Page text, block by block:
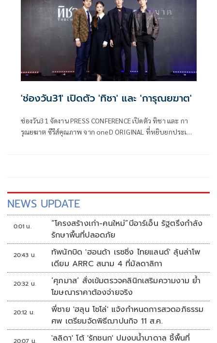
'ช่องวัน31' เปิดตัว 'ทิชา' และ 'การุณยฆาต'
ช่องวัน31 จัดงาน PRESS CONFERENCE เปิดตัว ทิชา และ กา
รุณยฆาต ซีรีส์คุณภาพ จาก oneD ORIGINAL ที่หยิบยกประเด็น
NEWS UPDATE
0:01 น.
“โครงสร้างเก่า-คนใหม่”บีอาร์เอ็น รัฐตรึงกำลัง
รักษาพื้นที่ปลอดภัย
20:43 น.
ทัพนักบิด 'ฮอนด้า เรซซิ่ง ไทยแลนด์' ลุ้นล่าโพ
เดียม ARRC สนาม 4 ที่มัลดาลิกา
20:32 น.
‘ศุภมาส’ สั่งเข้มตรวจคลินิกเสริมความงาม ย้ำ
โฆษณาราคาต้องจ่ายจริง
20:12 น.
พี่ชาย 'ฮลุน โซโล่' แจ้งกำหนดการสวดอภิธรรม
ศพ เตรียมจัดพิธีฌาปนกิจ 11 ส.ค.
20:07 น.
'ลลิดา' โต้ 'รักชนก' ปมงบน้ำบาดาล ชี้พื้นที่